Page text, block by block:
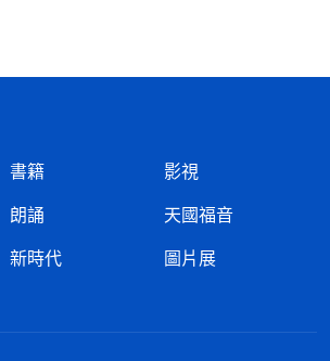
書籍
影視
朗誦
天國福音
新時代
圖片展